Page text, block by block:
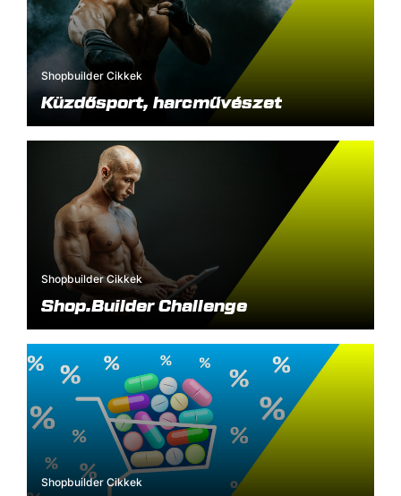
Shopbuilder Cikkek
Küzdősport, harcművészet
Shopbuilder Cikkek
Shop.Builder Challenge
Shopbuilder Cikkek